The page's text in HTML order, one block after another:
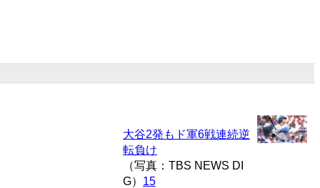
大谷2発もド軍6戦連続逆
転負け
（写真：TBS NEWS DI
G） 15